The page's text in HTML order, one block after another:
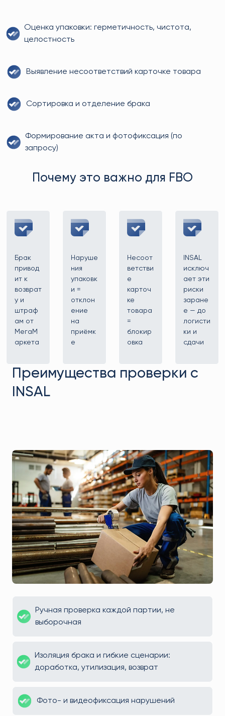
Оценка упаковки: герметичность, чистота,
целостность
Выявление несоответствий карточке товара
Сортировка и отделение брака
Формирование акта и фотофиксация (по
запросу)
Почему это важно для FBO
Брак
привод
ит к
возврат
у и
штраф
ам от
МегаМ
аркета
Наруше
ния
упаковк
и =
отклон
ение
на
приёмк
е
Несоот
ветстви
е
карточ
ке
товара
=
блокир
овка
INSAL
исключ
ает эти
риски
заране
е — до
логисти
ки и
сдачи
Преимущества проверки с
INSAL
Ручная проверка каждой партии, не
выборочная
Изоляция брака и гибкие сценарии:
доработка, утилизация, возврат
Фото- и видеофиксация нарушений